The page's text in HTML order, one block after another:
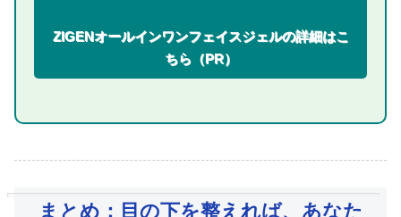
ZIGENオールインワンフェイスジェルの詳細はこ
ちら（PR）
まとめ：目の下を整えれば、あなた